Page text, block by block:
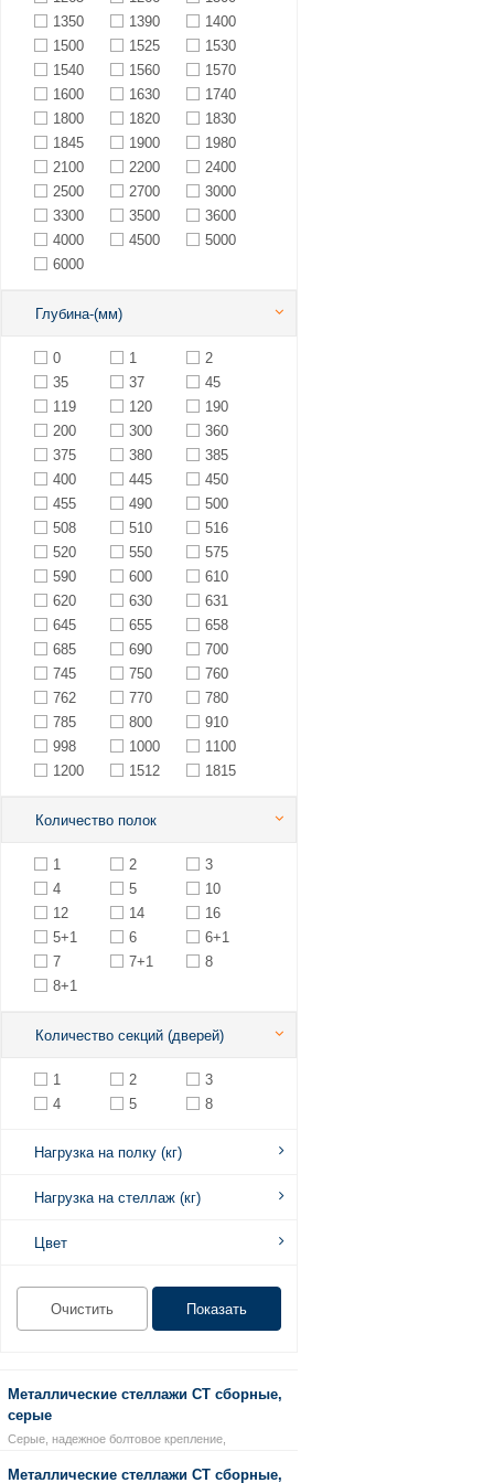
1350
1390
1400
1500
1525
1530
1540
1560
1570
1600
1630
1740
1800
1820
1830
1845
1900
1980
2100
2200
2400
2500
2700
3000
3300
3500
3600
4000
4500
5000
6000
Глубина-(мм)
0 1
2
35
37
45
119
120
190
200
300
360
375
380
385
400
445
450
455
490
500
508
510
516
520
550
575
590
600
610
620
630
631
645
655
658
685
690
700
745
750
760
762
770
780
785
800
910
998
1000
1100
1200
1512 1815
Количество полок
1 2
3
4
5
10
12
14
16
5+1
6
6+1
7
7+1
8
8+1
Количество секций (дверей)
1 2
3
4
5 8
Нагрузка на полку (кг)
Нагрузка на стеллаж (кг)
Цвет
Металлические стеллажи СТ сборные,
серые
Серые, надежное болтовое крепление,
Металлические стеллажи СТ сборные,